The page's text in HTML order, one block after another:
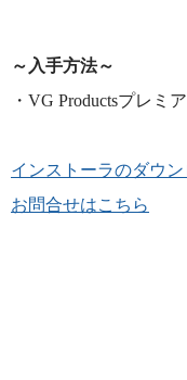
～入手方法～
・VG Productsプレ
インストーラのダウ
お問合せはこちら